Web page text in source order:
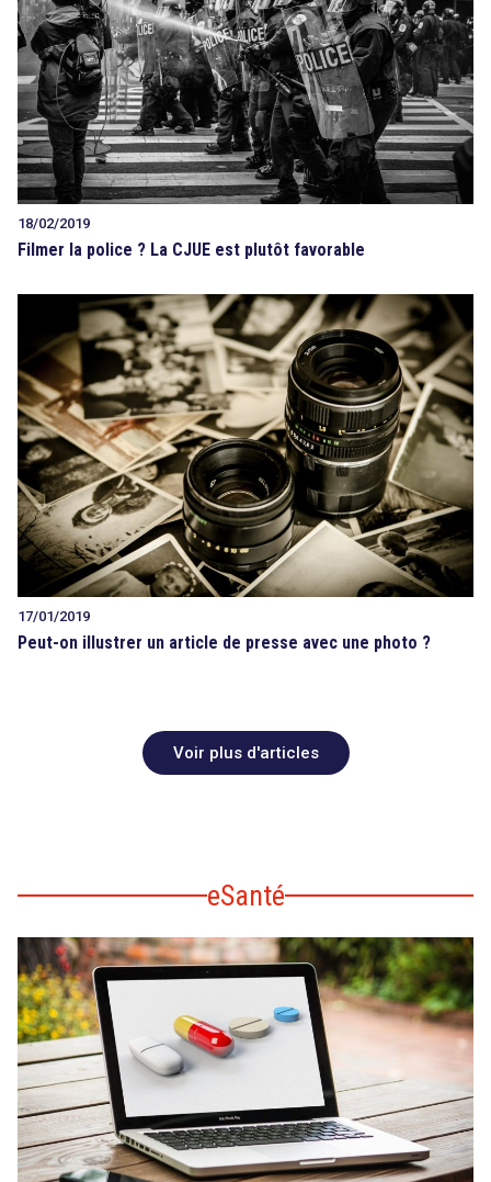
18/02/2019
Filmer la police ? La CJUE est plutôt favorable
17/01/2019
Peut-on illustrer un article de presse avec une photo ?
Voir plus d'articles
eSanté
search